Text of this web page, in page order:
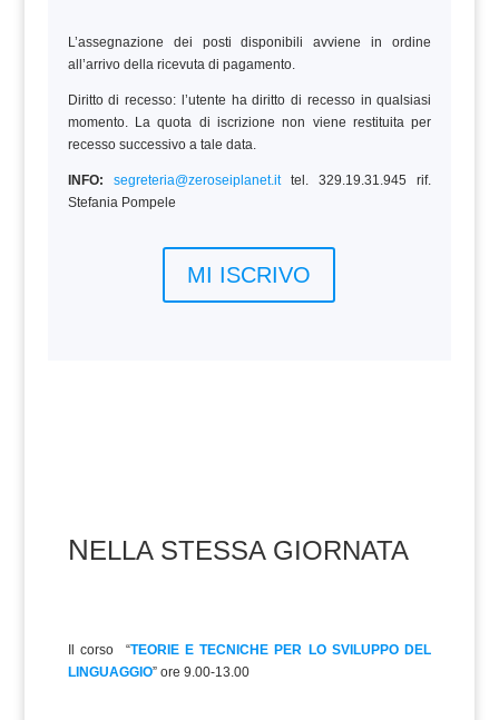
L’assegnazione dei posti disponibili avviene in ordine
all’arrivo della ricevuta di pagamento.
Diritto di recesso: l’utente ha diritto di recesso in qualsiasi
momento. La quota di iscrizione non viene restituita per
recesso successivo a tale data.
INFO: segreteria@zeroseiplanet.ittel. 329.19.31.945 rif.
Stefania Pompele
MI ISCRIVO
NELLA STESSA GIORNATA
Il corso “TEORIE E TECNICHE PER LO SVILUPPO DEL
LINGUAGGIO” ore 9.00-13.00